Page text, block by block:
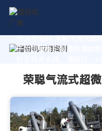
作为专业的 荣聪气流式超
于为您量身定制高价值的
荣聪气流式超